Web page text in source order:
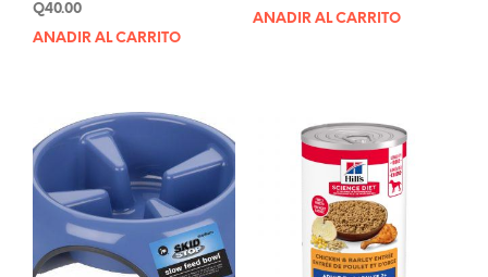
Q40.00
AÑADIR AL CARRITO
price
price
AÑADIR AL CARRITO